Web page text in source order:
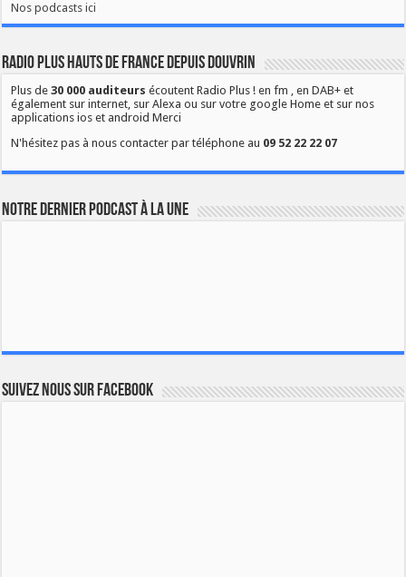
Nos podcasts ici
Radio Plus Hauts de France depuis Douvrin
Plus de30 000 auditeurs écoutent Radio Plus ! en fm , en DAB+ et
également sur internet, sur Alexa ou sur votre google Home et sur nos
applications ios et android Merci
N'hésitez pas à nous contacter par téléphone au 09 52 22 22 07
Notre dernier podcast à la une
Suivez nous sur Facebook